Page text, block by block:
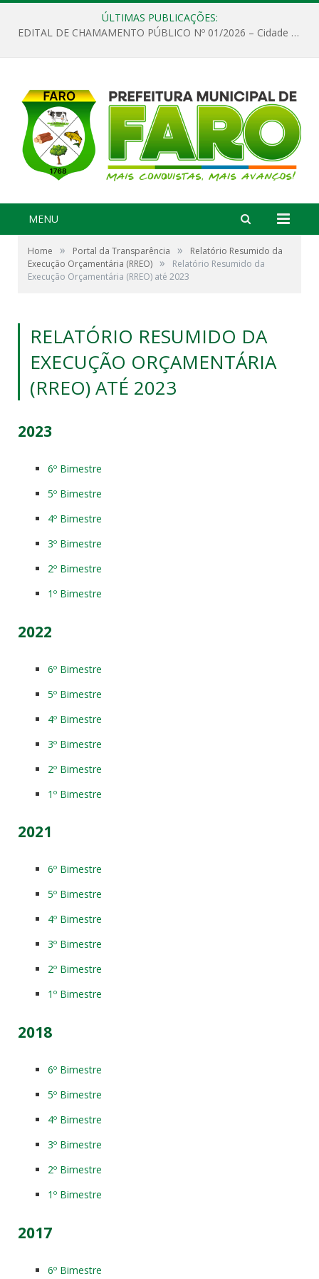
ÚLTIMAS PUBLICAÇÕES:
EDITAL DE CHAMAMENTO PÚBLICO Nº 01/2026 – Cidade de Faro
MENU
Home » Portal da Transparência »
Relatório Resumido da
Execução Orçamentária (RREO) »
Relatório Resumido da
Execução Orçamentária (RREO) até 2023
RELATÓRIO RESUMIDO DA
EXECUÇÃO ORÇAMENTÁRIA
(RREO) ATÉ 2023
2023
6º Bimestre
5º Bimestre
4º Bimestre
3º Bimestre
2º Bimestre
1º Bimestre
2022
6º Bimestre
5º Bimestre
4º Bimestre
3º Bimestre
2º Bimestre
1º Bimestre
2021
6º Bimestre
5º Bimestre
4º Bimestre
3º Bimestre
2º Bimestre
1º Bimestre
2018
6º Bimestre
5º Bimestre
4º Bimestre
3º Bimestre
2º Bimestre
1º Bimestre
2017
6º Bimestre